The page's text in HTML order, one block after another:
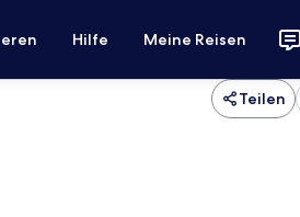
Hilfe Meine Reisen
Teilen